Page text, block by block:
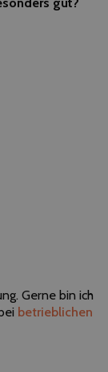
Gerne bin ich
betrieblichen